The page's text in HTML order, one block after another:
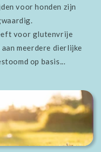
voor honden zijn
voor glutenvrije
meerdere dierlijke
op basis...